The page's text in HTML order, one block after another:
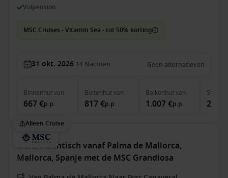
Volpension
MSC Cruises - Vitamin Sea - tot 50% korting
31 okt. 2026 14 Nachten Geen alternatieven
Binnenhutvan
667 €p.p.
Buitenhutvan
817 €p.p.
Balkonhutvan
1.007 €p.p.
Suite
Alleen Cruise
trans-Atlantisch vanaf Palma de Mallorca,
Mallorca, Spanje met de MSC Grandiosa